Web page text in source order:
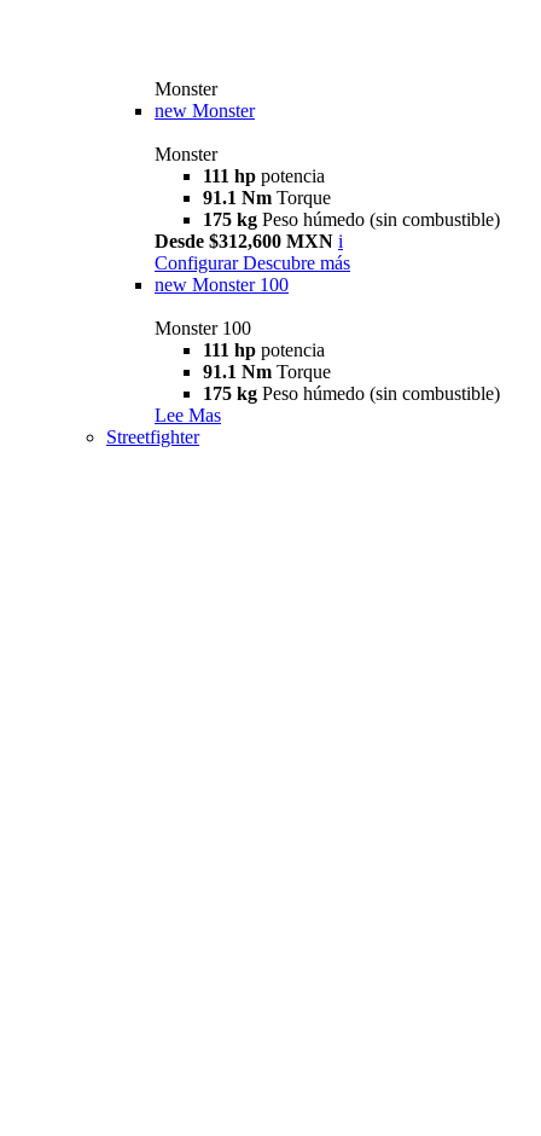
Monster
new Monster
Monster
111 hp potencia
91.1 Nm Torque
175 kg Peso húmedo (sin combustible)
Desde $312,600 MXN i
Configurar Descubre más
new Monster 100
Monster 100
111 hp potencia
91.1 Nm Torque
175 kg Peso húmedo (sin combustible)
Lee Mas
Streetfighter